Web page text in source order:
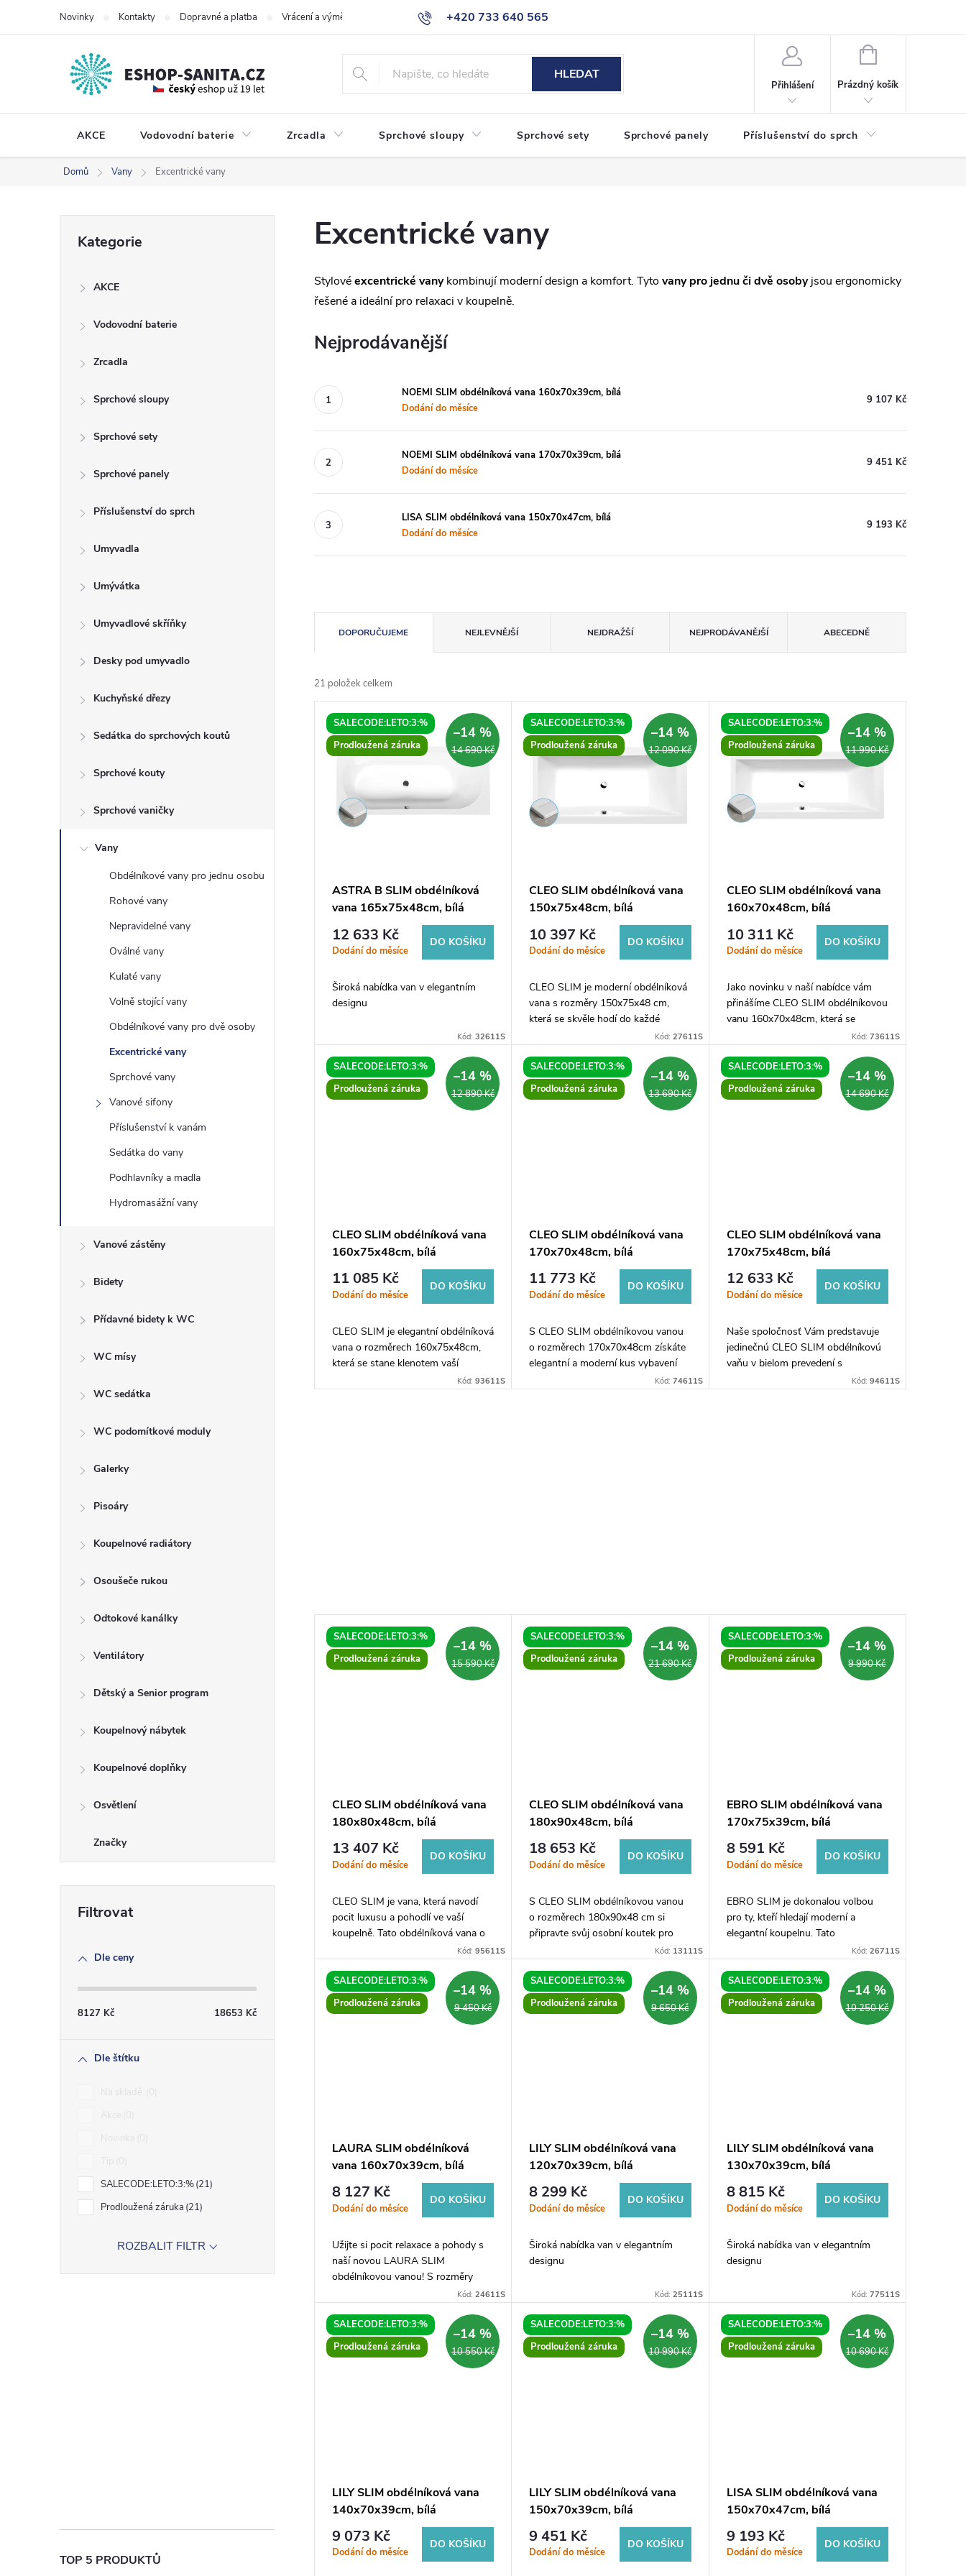
+420 733 640 565
info@eshop-sanita.cz
Novinky Kontakty Dopravné a platba Vrácení a výměna zboží Reklamace Obchodní podmínky
HLEDAT
Přihlášení
NÁKUPNÍ
Prázdný košík
AKCE Vodovodní baterie Zrcadla Sprchové sloupy Sprchové sety Sprchové panely Příslušenství do sprch
Domů Vany Excentrické vany
kategorie
Kategorie
AKCE
Vodovodní baterie
Zrcadla
Sprchové sloupy
Sprchové sety
Sprchové panely
Příslušenství do sprch
Umyvadla
Umývátka
Umyvadlové skříňky
Desky pod umyvadlo
Kuchyňské dřezy
Sedátka do sprchových koutů
Sprchové kouty
Sprchové vaničky
Vany
Obdélníkové vany pro jednu osobu
Rohové vany
Nepravidelné vany
Oválné vany
Kulaté vany
Volně stojící vany
Obdélníkové vany pro dvě osoby
Excentrické vany
Sprchové vany
Vanové sifony
Příslušenství k vanám
Sedátka do vany
Podhlavníky a madla
Hydromasážní vany
Vanové zástěny
Bidety
Přídavné bidety k WC
WC mísy
WC sedátka
WC podomítkové moduly
Galerky
Pisoáry
Koupelnové radiátory
Osoušeče rukou
Odtokové kanálky
Ventilátory
Dětský a Senior program
Koupelnový nábytek
Koupelnové doplňky
Osvětlení
Značky
Dle ceny
8127 Kč 18653 Kč
Dle štítku
SALECODE:LETO:3:% 21
Prodloužená záruka 21
ROZBALIT FILTR
TOP 5 PRODUKTŮ
Excentrické vany
Stylovéexcentrické vanykombinují moderní design a komfort. Tyto vany pro jednu či dvě osobyjsou ergonomicky
řešené a ideální pro relaxaci v koupelně.
Nejprodávanější
NOEMI SLIM obdélníková vana 160x70x39cm, bílá
Dodání do měsíce
9 107 Kč
NOEMI SLIM obdélníková vana 170x70x39cm, bílá
Dodání do měsíce
9 451 Kč
LISA SLIM obdélníková vana 150x70x47cm, bílá
Dodání do měsíce
9 193 Kč
a
z
e
ů
DOPORUČUJEME NEJLEVNĚJŠÍ NEJDRAŽŠÍ NEJPRODÁVANĚJŠÍ ABECEDNĚ
21 položek celkem
V
ý
u
k
SALECODE:LETO:3:%
Prodloužená záruka
14 690 Kč
–14 %
ASTRA B SLIM obdélníková
vana 165x75x48cm, bílá
12 633 Kč
Dodání do měsíce
DO KOŠÍKU
Široká nabídka van v elegantním
designu
Kód:32611S
SALECODE:LETO:3:%
Prodloužená záruka
12 090 Kč
–14 %
CLEO SLIM obdélníková vana
150x75x48cm, bílá
10 397 Kč
Dodání do měsíce
DO KOŠÍKU
CLEO SLIM je moderní obdélníková
vana s rozměry 150x75x48 cm,
která se skvěle hodí do každé
vašemu koupelnovému...
Kód: 27611S
SALECODE:LETO:3:%
Prodloužená záruka
11 990 Kč
–14 %
CLEO SLIM obdélníková vana
160x70x48cm, bílá
10 311 Kč
Dodání do měsíce
DO KOŠÍKU
Jako novinku v naší nabídce vám
přinášíme CLEO SLIM obdélníkovou
vanu 160x70x48cm, která se
vyznačuje moderním designem a
komfort při koupání....
Kód: 73611S
SALECODE:LETO:3:%
Prodloužená záruka
12 890 Kč
–14 %
CLEO SLIM obdélníková vana
160x75x48cm, bílá
11 085 Kč
Dodání do měsíce
DO KOŠÍKU
CLEO SLIM je elegantní obdélníková
vana o rozměrech 160x75x48cm,
která se stane klenotem vaší
koupelny. Je vyrobena z kvalitního
Kód:93611S
SALECODE:LETO:3:%
Prodloužená záruka
13 690 Kč
–14 %
CLEO SLIM obdélníková vana
170x70x48cm, bílá
11 773 Kč
Dodání do měsíce
DO KOŠÍKU
S CLEO SLIM obdélníkovou vanou
o rozměrech 170x70x48cm získáte
elegantní a moderní kus vybavení
do vaší koupelny. Tato elegantní bílá
Kód: 74611S
SALECODE:LETO:3:%
Prodloužená záruka
14 690 Kč
–14 %
CLEO SLIM obdélníková vana
170x75x48cm, bílá
12 633 Kč
Dodání do měsíce
DO KOŠÍKU
Naše spoločnosť Vám predstavuje
jedinečnú CLEO SLIM obdélníkovú
vaňu v bielom prevedení s
rozmernosťami 170x75x48cm. Táto
Kód: 94611S
SALECODE:LETO:3:%
Prodloužená záruka
15 590 Kč
–14 %
CLEO SLIM obdélníková vana
180x80x48cm, bílá
13 407 Kč
Dodání do měsíce
DO KOŠÍKU
CLEO SLIM je vana, která navodí
pocit luxusu a pohodlí ve vaší
koupelně. Tato obdélníková vana o
rozměrech 180x80x48cm vás
a bílou barvou, která...
Kód:95611S
SALECODE:LETO:3:%
Prodloužená záruka
21 690 Kč
–14 %
CLEO SLIM obdélníková vana
180x90x48cm, bílá
18 653 Kč
Dodání do měsíce
DO KOŠÍKU
S CLEO SLIM obdélníkovou vanou
o rozměrech 180x90x48 cm si
připravte svůj osobní koutek pro
odpočinek a relaxaci. Tato moderní
designem skvěle...
Kód: 13111S
SALECODE:LETO:3:%
Prodloužená záruka
9 990 Kč
–14 %
EBRO SLIM obdélníková vana
170x75x39cm, bílá
8 591 Kč
Dodání do měsíce
DO KOŠÍKU
EBRO SLIM je dokonalou volbou
pro ty, kteří hledají moderní a
elegantní koupelnu. Tato
obdélníková vana o rozměrech
kvalitního materiálu a její...
Kód: 26711S
SALECODE:LETO:3:%
Prodloužená záruka
9 450 Kč
–14 %
LAURA SLIM obdélníková
vana 160x70x39cm, bílá
8 127 Kč
Dodání do měsíce
DO KOŠÍKU
Užijte si pocit relaxace a pohody s
naší novou LAURA SLIM
obdélníkovou vanou! S rozměry
160x70x39cm a bílou barvou je
koupelnu. Vyberte si ze...
Kód:24611S
SALECODE:LETO:3:%
Prodloužená záruka
9 650 Kč
–14 %
LILY SLIM obdélníková vana
120x70x39cm, bílá
8 299 Kč
Dodání do měsíce
DO KOŠÍKU
Široká nabídka van v elegantním
designu
Kód: 25111S
SALECODE:LETO:3:%
Prodloužená záruka
10 250 Kč
–14 %
LILY SLIM obdélníková vana
130x70x39cm, bílá
8 815 Kč
Dodání do měsíce
DO KOŠÍKU
Široká nabídka van v elegantním
designu
Kód: 77511S
SALECODE:LETO:3:%
Prodloužená záruka
10 550 Kč
–14 %
LILY SLIM obdélníková vana
140x70x39cm, bílá
9 073 Kč
Dodání do měsíce
DO KOŠÍKU
SALECODE:LETO:3:%
Prodloužená záruka
10 990 Kč
–14 %
LILY SLIM obdélníková vana
150x70x39cm, bílá
9 451 Kč
Dodání do měsíce
DO KOŠÍKU
SALECODE:LETO:3:%
Prodloužená záruka
10 690 Kč
–14 %
LISA SLIM obdélníková vana
150x70x47cm, bílá
9 193 Kč
Dodání do měsíce
DO KOŠÍKU